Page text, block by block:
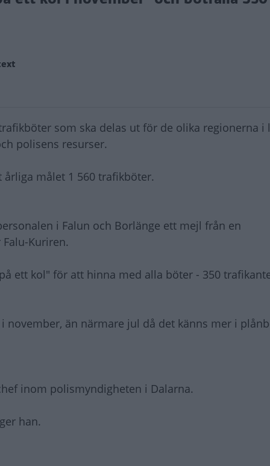
som ska delas ut för de olika regionerna i
polisens resurser.
målet 1 560 trafikböter.
i Falun och Borlänge ett mejl från en
Kuriren.
ett kol" för att hinna med alla böter - 350
november, än närmare jul då det känns mer i
inom polismyndigheten i Dalarna.
han.